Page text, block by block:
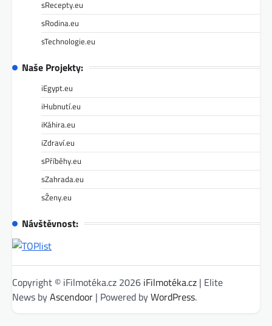
sRecepty.eu
sRodina.eu
sTechnologie.eu
Naše Projekty:
iEgypt.eu
iHubnutí.eu
iKáhira.eu
iZdraví.eu
sPříběhy.eu
sZahrada.eu
sŽeny.eu
Návštěvnost:
Copyright © iFilmotéka.cz 2026 iFilmotéka.cz | Elite
News byAscendoor | Powered byWordPress.